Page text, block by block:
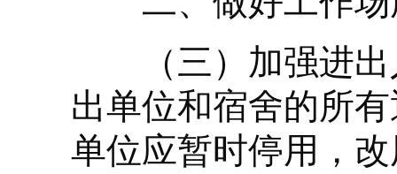
（三）加强进出
出单位和宿舍的所
单位应暂时停用，